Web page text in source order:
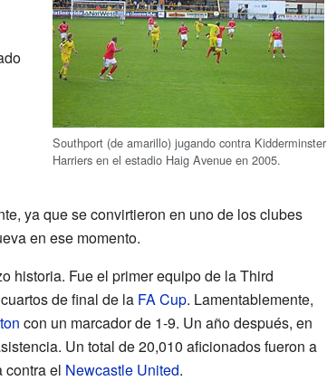
Southport (de amarillo) jugando contra Kidderminster
Harriers en el estadio Haig Avenue en 2005.
ya que se convirtieron en uno de los clubes
en ese momento.
historia. Fue el primer equipo de la Third
de final de la FA Cup. Lamentablemente,
con un marcador de 1-9. Un año después, en
Un total de 20,010 aficionados fueron a
contra el Newcastle United.